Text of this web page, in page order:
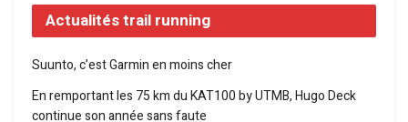
Actualités trail running
Suunto, c’est Garmin en moins cher
En remportant les 75 km du KAT100 by UTMB, Hugo Deck
continue son année sans faute